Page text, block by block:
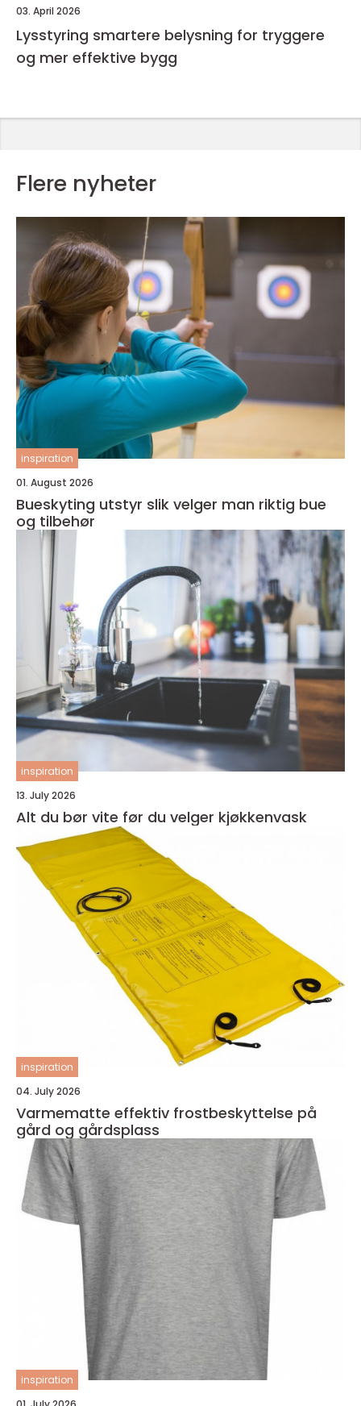
03. April 2026
Lysstyring smartere belysning for tryggere
og mer effektive bygg
Flere nyheter
inspiration
01. August 2026
Bueskyting utstyr slik velger man riktig bue
og tilbehør
inspiration
13. July 2026
Alt du bør vite før du velger kjøkkenvask
inspiration
04. July 2026
Varmematte effektiv frostbeskyttelse på
gård og gårdsplass
inspiration